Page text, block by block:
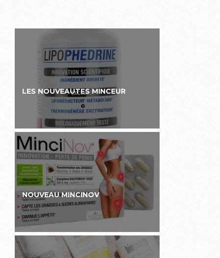
LES NOUVEAUTES MINCEUR
NOUVEAU MINCINOV